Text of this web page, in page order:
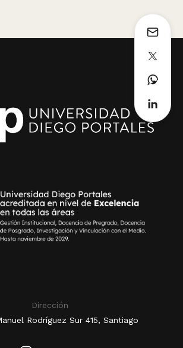
Dirección
Rodríguez Sur 415, Santiago